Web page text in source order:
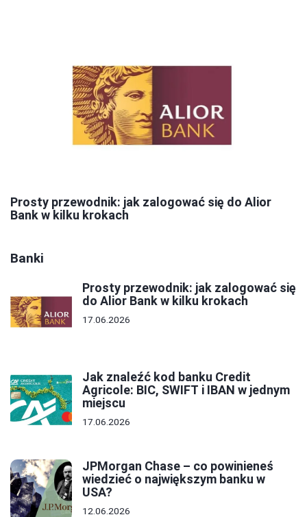
Prosty przewodnik: jak zalogować się do Alior
Bank w kilku krokach
Banki
Prosty przewodnik: jak zalogować się
do Alior Bank w kilku krokach
17.06.2026
Jak znaleźć kod banku Credit
Agricole: BIC, SWIFT i IBAN w jednym
miejscu
17.06.2026
JPMorgan Chase – co powinieneś
wiedzieć o największym banku w
USA?
12.06.2026